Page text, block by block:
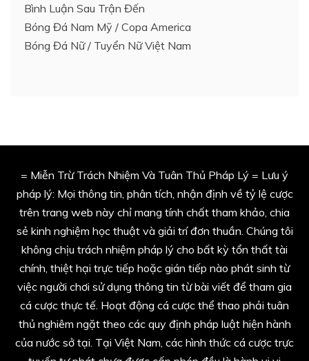
Bình Luận Sau Trận Đến
Bóng Đá Nam Mỹ / Copa America
Bóng Đá Nữ / Tuyển Nữ Việt Nam
= Miễn Trừ Trách Nhiệm Và Tuân Thủ Pháp Lý = Lưu ý
pháp lý: Mọi thông tin, phân tích, nhận định về tỷ lệ cược
trên trang web này chỉ mang tính chất tham khảo, chia
sẻ kinh nghiệm học thuật và giải trí đơn thuần. Chúng tôi
không chịu trách nhiệm pháp lý cho bất kỳ tổn thất tài
chính, thiệt hại trực tiếp hoặc gián tiếp nào phát sinh từ
việc người chơi sử dụng thông tin từ bài viết để tham gia
cá cược thực tế. Hoạt động cá cược thể thao phải tuân
thủ nghiêm ngặt theo các quy định pháp luật hiện hành
của nước sở tại. Tại Việt Nam, các hình thức cá cược trực